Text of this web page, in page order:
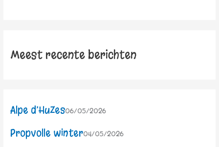
Meest recente berichten
Alpe d’HuZes06/05/2026
Propvolle winter04/05/2026